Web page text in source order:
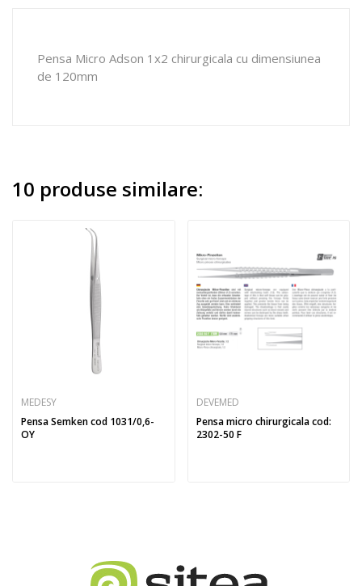
Pensa Micro Adson 1x2 chirurgicala cu dimensiunea
de 120mm
10 produse similare:
MEDESY
Pensa Semken cod 1031/0,6-
OY
DEVEMED
Pensa micro chirurgicala cod:
2302-50 F